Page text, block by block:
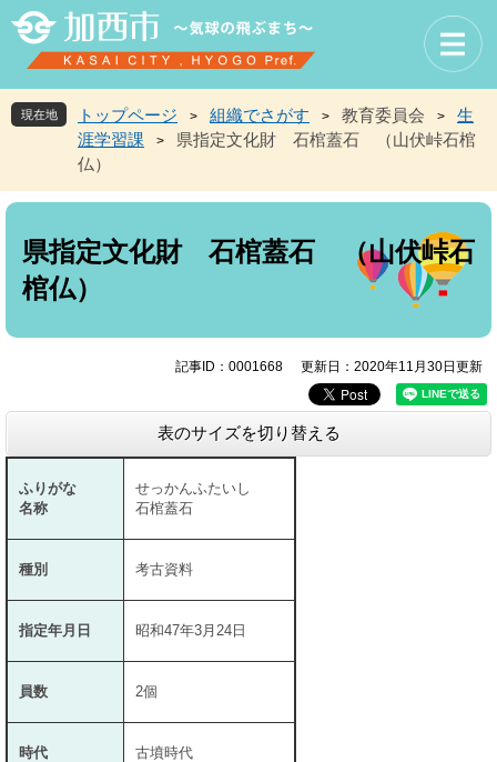
先
頭
を
飛
現在地 トップページ > 組織でさがす > 教育委員会 >
生
涯学習課
>
県指定文化財 石棺蓋石 （山伏峠石棺
仏）
本
県指定文化財 石棺蓋石 （山伏峠石
棺仏）
記事ID：0001668 更新日：2020年11月30日更新
表のサイズを切り替える
ふりがな
名称
せっかんふたいし
石棺蓋石
種別 考古資料
指定年月日 昭和47年3月24日
員数 2個
時代 古墳時代